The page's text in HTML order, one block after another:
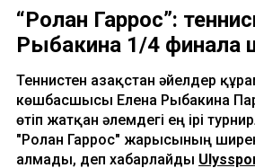
“Ролан Гаррос”:
Рыбакина 1/4
Теннистен Қазақстан әйелдер
көшбасшысы Елена Рыбакина
өтіп жатқан әлемдегі ең ірі
"Ролан Гаррос" жарысының
алмады, деп хабарлайды